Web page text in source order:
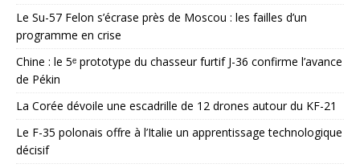
Le Su-57 Felon s’écrase près de Moscou : les failles d’un
programme en crise
Chine : le 5ᵉ prototype du chasseur furtif J-36 confirme l’avance
de Pékin
La Corée dévoile une escadrille de 12 drones autour du KF-21
Le F-35 polonais offre à l’Italie un apprentissage technologique
décisif